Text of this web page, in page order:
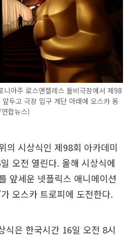
아주 로스앤젤레스 돌비극장에서 제98
두고 극장 입구 계단 아래에 오스카 동
합뉴스)
의 시상식인 제98회 아카데미
오전 열린다. 올해 시상식에
앞세운 넷플릭스 애니메이션
오스카 트로피에 도전한다.
식은 한국시간 16일 오전 8시